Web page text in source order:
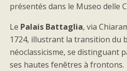
présentés dans le Museo delle
Le Palais Battaglia, via
1724, illustrant la transition du
néoclassicisme, se distinguant
ses hautes fenêtres à frontons.